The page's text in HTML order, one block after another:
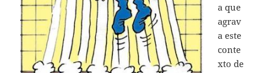
a que
agrav
a este
conte
xto de